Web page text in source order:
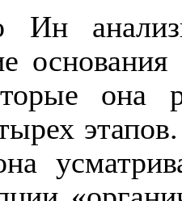
Ин анализ
е основания
она